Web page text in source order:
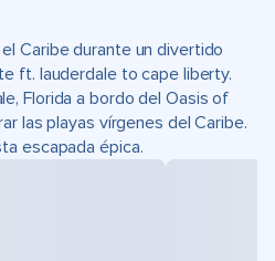
Caribe durante un divertido
ft. lauderdale to cape liberty.
Florida a bordo del Oasis of
las playas vírgenes del Caribe.
escapada épica.